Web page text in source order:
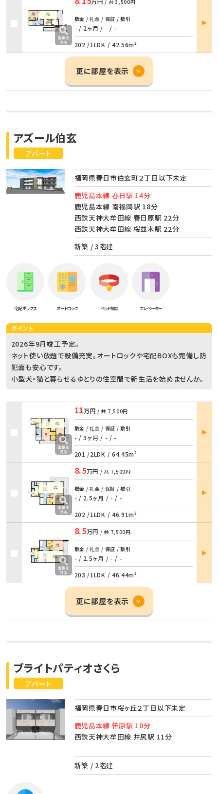
/ 共3,500円
敷金 / 礼金 / 保証 / 敷引
- / 2ヶ月 / - / -
202 /1LDK / 42.56m²
部屋
詳細
更に部屋を表示
アパート
アズール伯玄
福岡県春日市伯玄町２丁目以下未定
鹿児島本線 春日駅 14分
鹿児島本線 南福岡駅 18分
西鉄天神大牟田線 春日原駅 22分
西鉄天神大牟田線 桜並木駅 22分
新築 / 3階建
宅配ボックス オートロック ペット相談 エレベーター
ポイント
2026年9月竣工予定。
ネット使い放題で設備充実。オートロックや宅配BOXも完備し防
犯面も安心です。
小型犬・猫と暮らせるゆとりの住空間で新生活を始めませんか。
11万円 / 共 7,500円
敷金 / 礼金 / 保証 / 敷引
- / 3ヶ月 / - / -
201 /2LDK / 64.45m²
部屋
詳細
8.5万円 / 共 7,500円
敷金 / 礼金 / 保証 / 敷引
- / 2.5ヶ月 / - / -
202 /1LDK / 46.91m²
部屋
詳細
8.5万円 / 共 7,500円
敷金 / 礼金 / 保証 / 敷引
- / 2.5ヶ月 / - / -
203 /1LDK / 46.44m²
部屋
詳細
更に部屋を表示
アパート
ブライトパティオさくら
福岡県春日市桜ヶ丘２丁目以下未定
鹿児島本線 笹原駅 10分
西鉄天神大牟田線 井尻駅 11分
新築 / 2階建